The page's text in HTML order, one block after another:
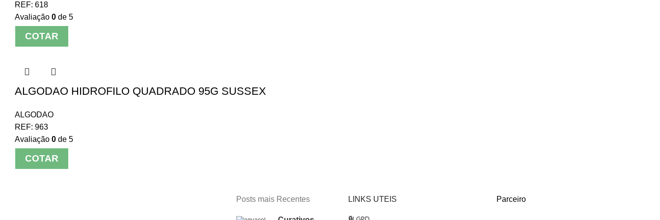
REF: 618
Avaliação 0 de 5
COTAR
ALGODAO HIDROFILO QUADRADO 95G SUSSEX
ALGODAO
REF: 963
Avaliação 0 de 5
COTAR
Posts mais Recentes LINKS UTEIS Parceiro